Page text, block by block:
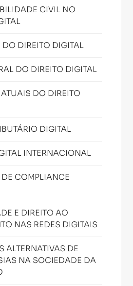
CIVIL NO
DO DIREITO DIGITAL
DO DIREITO DIGITAL
DO DIREITO
DIGITAL
INTERNACIONAL
COMPLIANCE
E DIREITO AO
NAS REDES DIGITAIS
ALTERNATIVAS DE
NA SOCIEDADE DA